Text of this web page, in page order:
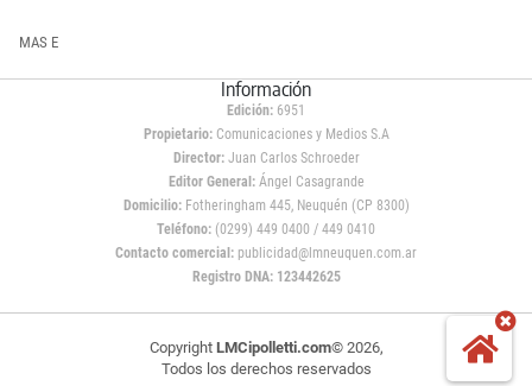
MAS E
Información
Edición: 6951
Propietario:Comunicaciones y Medios S.A
Director: Juan Carlos Schroeder
Editor General:Ángel Casagrande
Domicilio:Fotheringham 445, Neuquén (CP 8300)
Teléfono: (0299) 449 0400 / 449 0410
Contacto comercial: publicidad@lmneuquen.com.ar
Registro DNA: 123442625
Copyright LMCipolletti.com© 2026,
Todos los derechos reservados